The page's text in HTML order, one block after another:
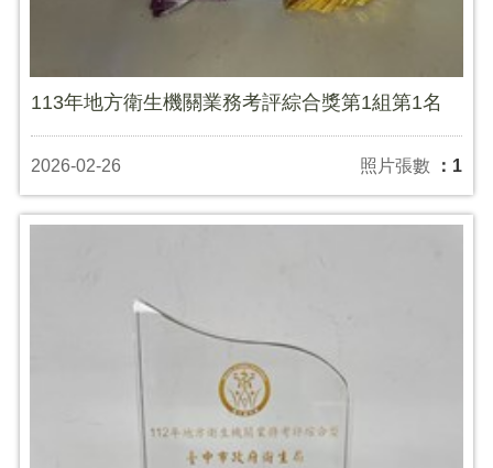
113年地方衛生機關業務考評綜合獎第1組第1名
2026-02-26 照片張數 ：1